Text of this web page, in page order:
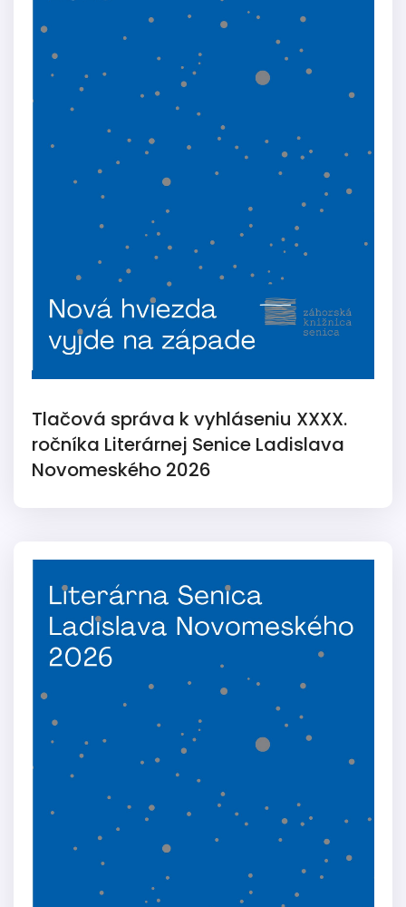
Tlačová správa k vyhláseniu XXXX.
ročníka Literárnej Senice Ladislava
Novomeského 2026